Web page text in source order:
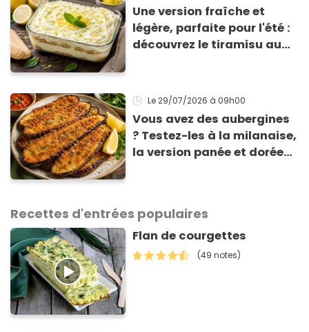
Une version fraîche et
légère, parfaite pour l'été :
découvrez le tiramisu au
Le 29/07/2026 à 09h00
Vous avez des aubergines
? Testez-les à la milanaise,
la version panée et dorée
Recettes d'entrées populaires
Flan de courgettes
(49 notes)